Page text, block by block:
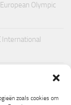
zoals cookies om
European Olympic
International